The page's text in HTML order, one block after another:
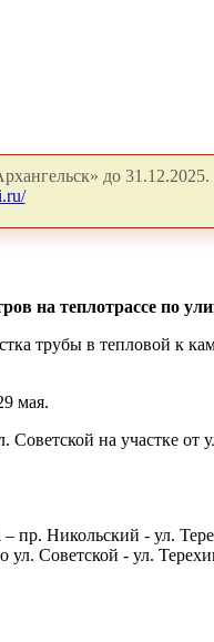
до 31.12.2025.
на теплотрассе по
трубы в тепловой к
мая.
Советской на участке от
пр. Никольский - ул.
ул. Советской - ул.